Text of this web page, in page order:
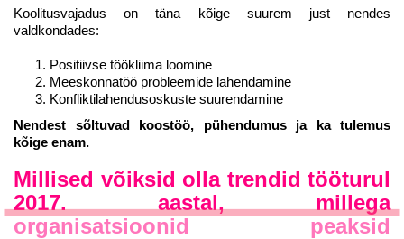
Koolitusvajadus on täna kõige suurem just nendes
valdkondades:
Positiivse töökliima loomine
Meeskonnatöö probleemide lahendamine
Konfliktilahendusoskuste suurendamine
Nendest sõltuvad koostöö, pühendumus ja ka tulemus
kõige enam.
Millised võiksid olla trendid tööturul
2017. aastal, millega
organisatsioonid peaksid